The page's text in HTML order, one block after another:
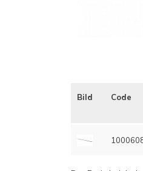
Bild Code